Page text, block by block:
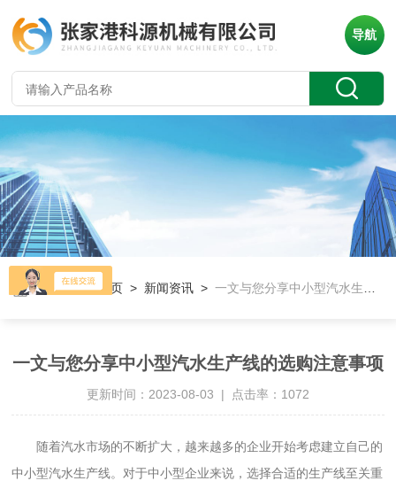
导航
当前位置：首页 > 新闻资讯 >一文与您分享中小型汽水生产线的选购注意事项
一文与您分享中小型汽水生产线的选购注意事项
更新时间：2023-08-03 | 点击率：1072
随着汽水市场的不断扩大，越来越多的企业开始考虑建立自己的
中小型汽水生产线。对于中小型企业来说，选择合适的生产线至关重